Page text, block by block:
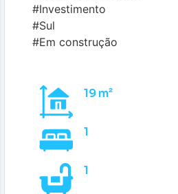
#Investimento
#Sul
#Em construção
19 m²
1
1